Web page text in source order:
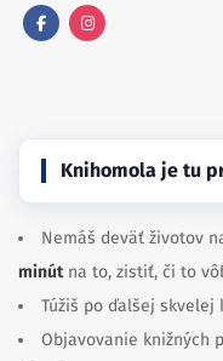
Knihomola je tu
Nemáš deväť životov
minútna to, zistiť, či to
Túžiš po ďalšej skvelej
Objavovanie knižných